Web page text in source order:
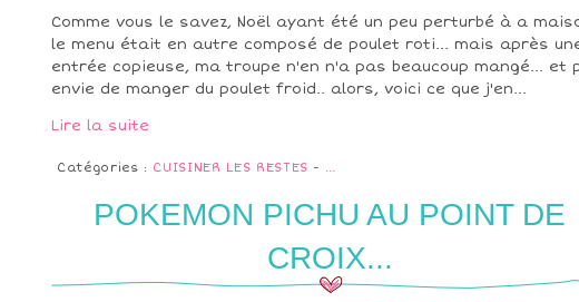
Comme vous le savez, Noël ayant été un peu perturbé à a
le menu était en autre composé de poulet roti... mais après
entrée copieuse, ma troupe n'en n'a pas beaucoup mangé... et
envie de manger du poulet froid.. alors, voici ce que j'en...
Lire la suite
Catégories : CUISINER LES RESTES - …
POKEMON PICHU AU POINT DE
CROIX...